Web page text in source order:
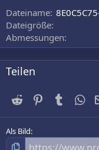
Dateiname
Dateigröße
Abmessungen
Teilen
Reddit PinterestTumblr
Als Bild